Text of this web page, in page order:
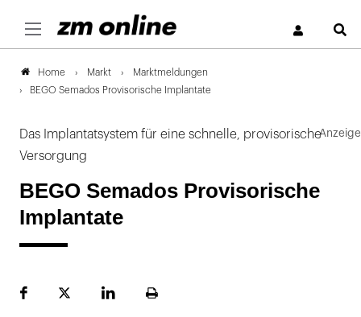
Home Markt
Marktmeldungen
BEGO Semados Provisorische Implantate
Das Implantatsystem für eine schnelle, provisorische
Versorgung
BEGO Semados Provisorische
Implantate
FacebookPlattformLinekdInSeite